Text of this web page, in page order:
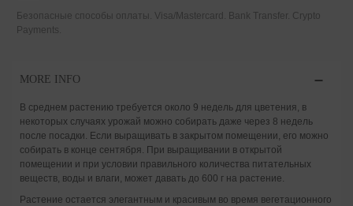
Безопасные способы оплаты. Visa/Mastercard. Bank Transfer. Crypto
Payments.
MORE INFO
В среднем растению требуется около 9 недель для цветения, в
некоторых случаях урожай можно собирать даже через 8 недель
после посадки. Если выращивать в закрытом помещении, его можно
собирать в конце сентября. При выращивании в открытой
помещении и при условии правильного количества питательных
веществ, воды и влаги, может давать до 600 г на растение.
Растение остается элегантным и красивым во время вегетационного